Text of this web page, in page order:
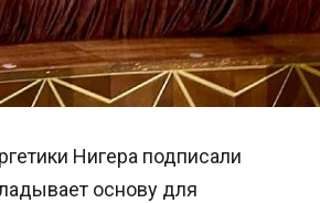
Нигера подписали
основу для